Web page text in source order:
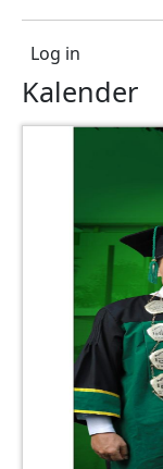
User
Log in
Kalender